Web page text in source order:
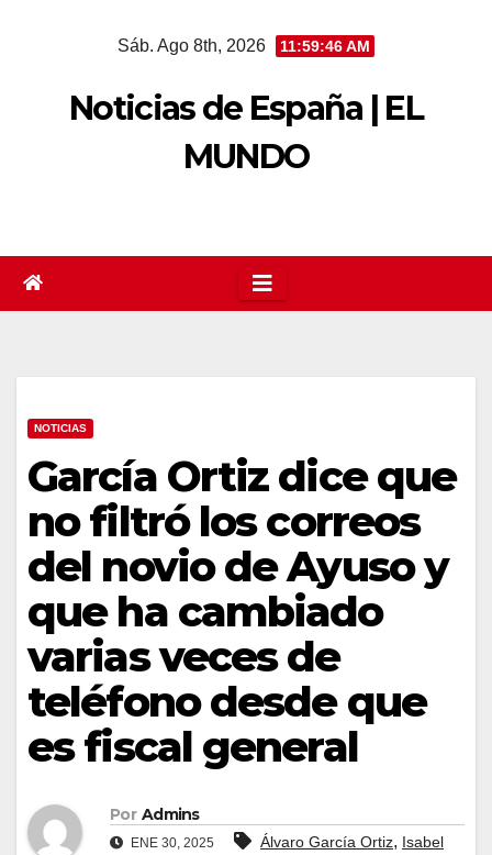
Sáb. Ago 8th, 2026 11:59:47 AM
Noticias de España | EL
MUNDO
NOTICIAS
García Ortiz dice que
no filtró los correos
del novio de Ayuso y
que ha cambiado
varias veces de
teléfono desde que
es fiscal general
Por Admins
ENE 30, 2025 Álvaro García Ortiz, Isabel